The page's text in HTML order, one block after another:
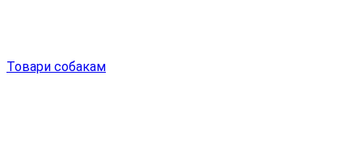
Товари собакам